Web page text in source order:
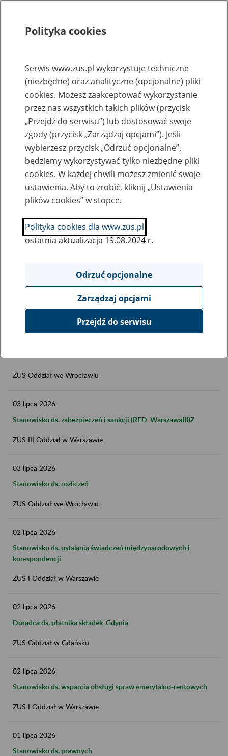
Biuletyn Informacji Publicznej
Wszystkie oferty pracy
Jednostka ZUS:
Data publikacji od
Data publikacji do
Stanowisko ds. rozliczeń
ZUS Oddział we Wrocławiu
03 lipca 2026
Stanowisko ds. zabezpieczeń i sankcji (RED_WarszawaIII)Z
ZUS III Oddział w Warszawie
03 lipca 2026
Stanowisko ds. rozliczeń
ZUS Oddział we Wrocławiu
02 lipca 2026
Stanowisko ds. ustalania świadczeń międzynarodowych i
korespondencji
ZUS I Oddział w Warszawie
02 lipca 2026
Doradca ds. płatnika składek_Gdynia
ZUS Oddział w Gdańsku
02 lipca 2026
Stanowisko ds. wsparcia obsługi spraw emerytalno-rentowych
ZUS I Oddział w Warszawie
01 lipca 2026
Stanowisko ds. prawnych
Polityka cookies
Serwis www.zus.pl wykorzystuje techniczne
(niezbędne) oraz analityczne (opcjonalne) pliki
cookies. Możesz zaakceptować wykorzystanie
przez nas wszystkich takich plików (przycisk
„Przejdź do serwisu”) lub dostosować swoje
zgody (przycisk „Zarządzaj opcjami”). Jeśli
wybierzesz przycisk „Odrzuć opcjonalne”,
będziemy wykorzystywać tylko niezbędne pliki
cookies. W każdej chwili możesz zmienić swoje
ustawienia. Aby to zrobić, kliknij „Ustawienia
plików cookies” w stopce.
Polityka cookies dla www.zus.pl
ostatnia aktualizacja 19.08.2024 r.
Odrzuć opcjonalne
Zarządzaj opcjami
Przejdź do serwisu